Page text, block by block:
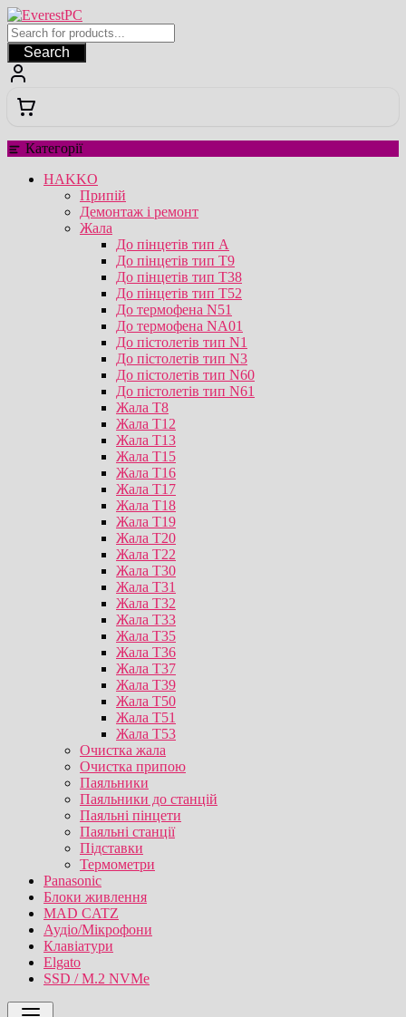
Перейти
до
вмісту
Search
Категорії
HAKKO
Припій
Демонтаж і ремонт
Жала
До пінцетів тип А
До пінцетів тип T9
До пінцетів тип T38
До пінцетів тип T52
До термофена N51
До термофена NA01
До пістолетів тип N1
До пістолетів тип N3
До пістолетів тип N60
До пістолетів тип N61
Жала T8
Жала T12
Жала T13
Жала T15
Жала T16
Жала T17
Жала T18
Жала T19
Жала T20
Жала T22
Жала T30
Жала T31
Жала T32
Жала T33
Жала T35
Жала T36
Жала T37
Жала T39
Жала T50
Жала T51
Жала T53
Очистка жала
Очистка припою
Паяльники
Паяльники до станцій
Паяльні пінцети
Паяльні станції
Підставки
Термометри
Panasonic
Блоки живлення
MAD CATZ
Аудіо/Мікрофони
Клавіатури
Elgato
SSD / M.2 NVMe